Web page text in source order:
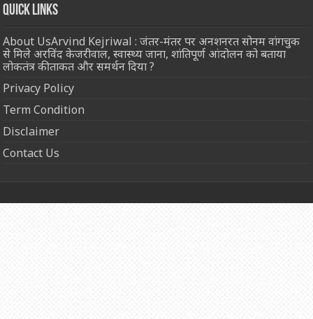
Quick Links
About UsArvind Kejriwal : जंतर-मंतर पर अनशनरत सोनम वांगचुक
से मिले अरविंद केजरीवाल, स्वास्थ्य जाना, शांतिपूर्ण आंदोलन को बताया
लोकतंत्र की ताकत और समर्थन दिया ?
Privacy Policy
Term Condition
Disclaimer
Contact Us